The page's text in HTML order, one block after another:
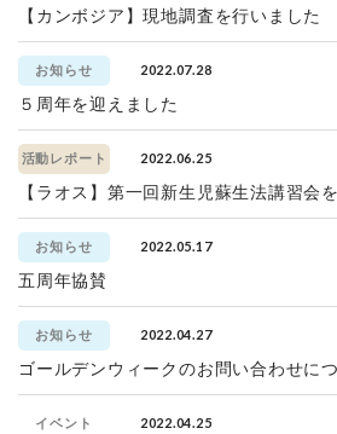
【カンボジア】現地調査を行いました
お知らせ 2022.07.28
５周年を迎えました
活動レポート 2022.06.25
【ラオス】第一回新生児蘇生法講習会
お知らせ 2022.05.17
五周年協賛
お知らせ 2022.04.27
ゴールデンウィークのお問い合わせに
イベント 2022.04.25